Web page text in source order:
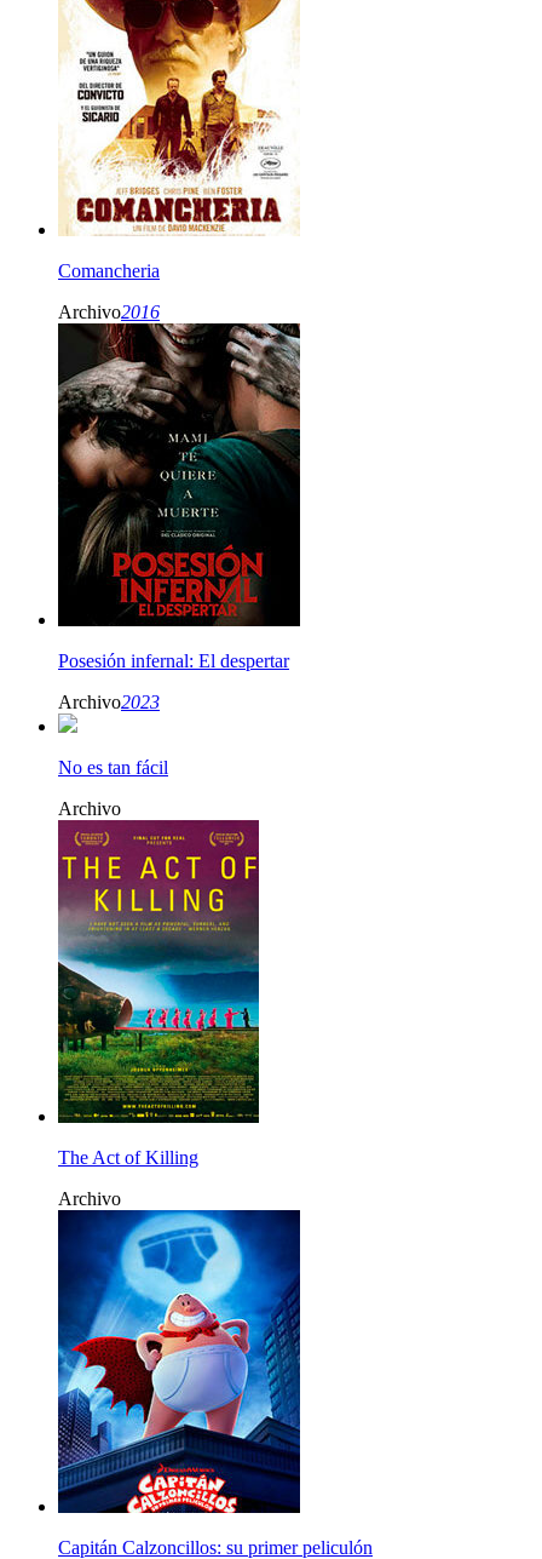
Comancheria
Archivo2016
Posesión infernal: El despertar
Archivo2023
No es tan fácil
Archivo
The Act of Killing
Archivo
Capitán Calzoncillos: su primer peliculón